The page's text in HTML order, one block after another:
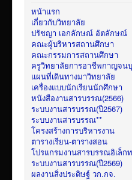
หน้าแรก
เกี่ยวกับวิทยาลัย
ปรัชญา เอกลักษณ์ อัตลักษณ์
คณะผู้บริหารสถานศึกษา
คณะกรรมการสถานศึกษา
ครูวิทยาลัยการอาชีพกาญจน
แผนที่เดินทางมาวิทยาลัย
เครื่องแบบนักเรียนนักศึกษา
หนังสืองานสารบรรณ(2566)
ระบบงานสารบรรณ(ปี2567)
ระบบงานสารบรรณ**
โครงสร้างการบริหารงาน
ตารางเรียน-ตารางสอน
โปรแกรมงานสารบรรณอิเล็ก
ระบบงานสารบรรณ(ปี2569)
ผลงานสิ่งประดิษฐ์ วก.กจ.